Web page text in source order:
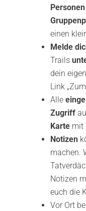
Personen
einen
Melde
Trails
dein
Link
Alle
Zugriff
Karte mit
Notizen
machen.
Notizen
euch die
Vor Ort